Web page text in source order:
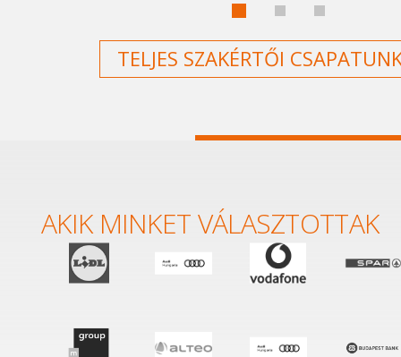
TELJES SZAKÉRTŐI
AKIK MINKET VÁLASZTOTTAK